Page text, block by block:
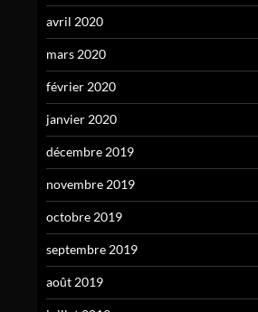
avril 2020
mars 2020
février 2020
janvier 2020
décembre 2019
novembre 2019
octobre 2019
septembre 2019
août 2019